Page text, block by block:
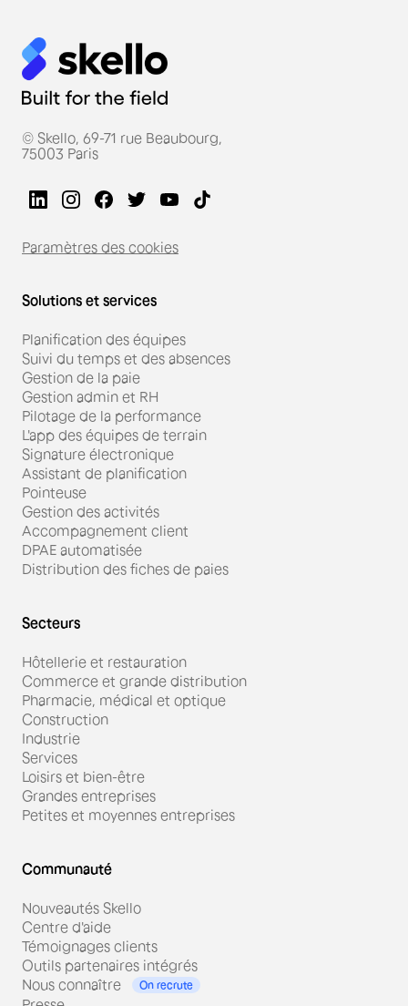
© Skello, 69-71 rue Beaubourg,
75003 Paris
Paramètres des cookies
Solutions et services
Planification des équipes
Suivi du temps et des absences
Gestion de la paie
Gestion admin et RH
Pilotage de la performance
L'app des équipes de terrain
Signature électronique
Assistant de planification
Pointeuse
Gestion des activités
Accompagnement client
DPAE automatisée
Distribution des fiches de paies
Secteurs
Hôtellerie et restauration
Commerce et grande distribution
Pharmacie, médical et optique
Construction
Industrie
Services
Loisirs et bien-être
Grandes entreprises
Petites et moyennes entreprises
Communauté
Nouveautés Skello
Centre d'aide
Témoignages clients
Outils partenaires intégrés
Nous connaître
On recrute